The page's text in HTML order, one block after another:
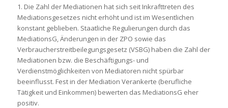
1. Die Zahl der Mediationen hat sich seit Inkrafttreten des
Mediationsgesetzes nicht erhöht und ist im Wesentlichen
konstant geblieben. Staatliche Regulierungen durch das
MediationsG, Änderungen in der ZPO sowie das
Verbraucherstreitbeilegungsgesetz (VSBG) haben die Zahl der
Mediationen bzw. die Beschäftigungs- und
Verdienstmöglichkeiten von Mediatoren nicht spürbar
beeinflusst. Fest in der Mediation Verankerte (berufliche
Tätigkeit und Einkommen) bewerten das MediationsG eher
positiv.